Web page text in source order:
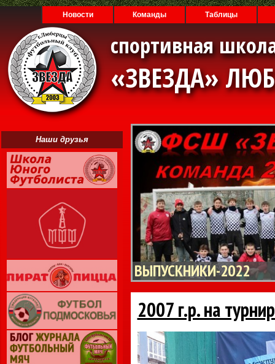
Новости Команды Таблицы
спортивная
«ЗВЕЗДА»
Наши друзья
ВЫПУСКНИКИ-2022
2007 г.р. на